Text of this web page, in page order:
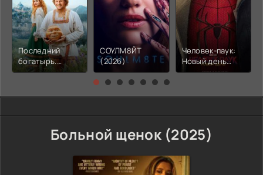
Последний
богатырь.
Колобок (2026)
СОУЛМ8ЙТ
(2026)
Человек-паук:
Новый день
(2026)
Больной щенок (2025)